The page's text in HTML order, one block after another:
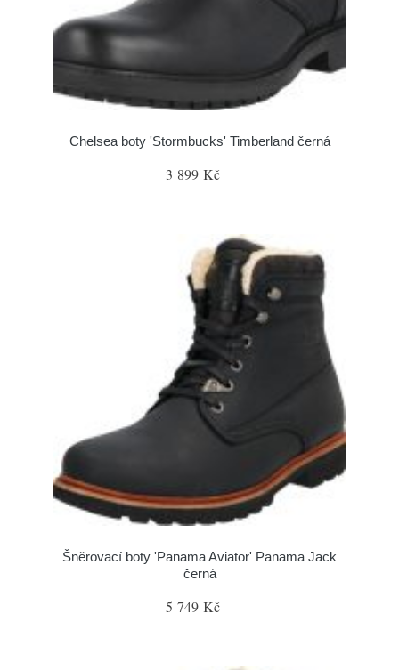
Chelsea boty 'Stormbucks' Timberland černá
3 899 Kč
Šněrovací boty 'Panama Aviator' Panama Jack
černá
5 749 Kč